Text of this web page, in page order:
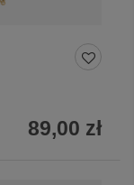
89,00 zł